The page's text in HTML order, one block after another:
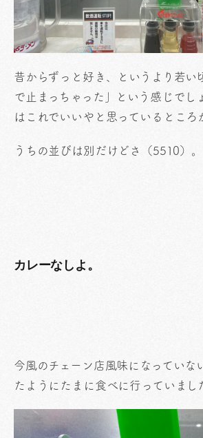
昔からずっと好き、というより若い
で止まっちゃった」という感じでし
はこれでいいやと思っているところ
うちの並びは別だけどさ（5510）。
カレーなしよ。
今風のチェーン店風味になっていな
たようにたまに食べに行っていまし